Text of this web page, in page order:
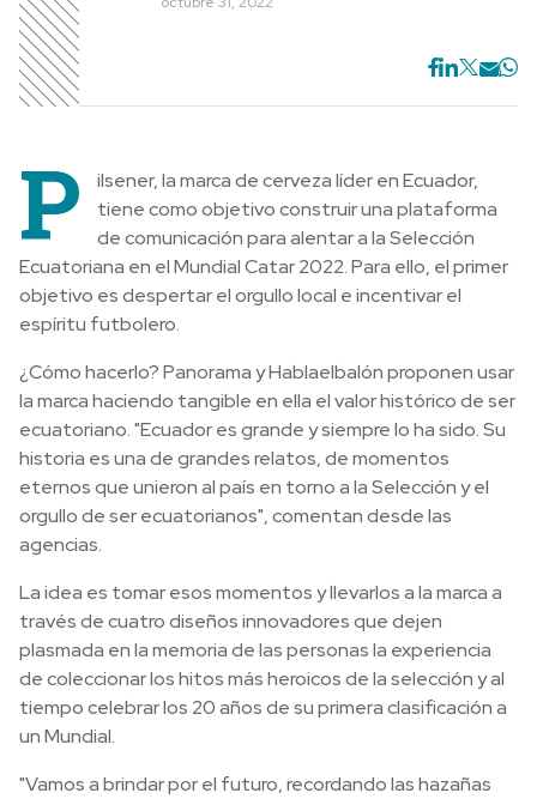
P
ilsener, la marca de cerveza líder en Ecuador,
tiene como objetivo construir una plataforma
de comunicación para alentar a la Selección
Ecuatoriana en el Mundial Catar 2022. Para ello, el primer
objetivo es despertar el orgullo local e incentivar el
espíritu futbolero.
¿Cómo hacerlo? Panorama y Hablaelbalón proponen usar
la marca haciendo tangible en ella el valor histórico de ser
ecuatoriano. "Ecuador es grande y siempre lo ha sido. Su
historia es una de grandes relatos, de momentos
eternos que unieron al país en torno a la Selección y el
orgullo de ser ecuatorianos", comentan desde las
agencias.
La idea es tomar esos momentos y llevarlos a la marca a
través de cuatro diseños innovadores que dejen
plasmada en la memoria de las personas la experiencia
de coleccionar los hitos más heroicos de la selección y al
tiempo celebrar los 20 años de su primera clasificación a
un Mundial.
"Vamos a brindar por el futuro, recordando las hazañas